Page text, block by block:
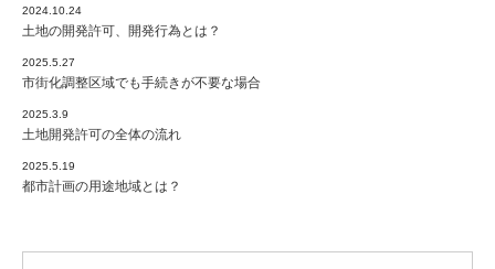
は
2024.10.24
土地の開発許可、開発行為とは？
2025.5.27
市街化調整区域でも手続きが不要な場合
2025.3.9
土地開発許可の全体の流れ
2025.5.19
都市計画の用途地域とは？